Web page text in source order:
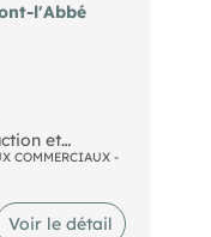
l'Abbé
et
L'ABBE, une
4) en état
surface de
en attente.
COMMERCIAUX -
Voir le détail